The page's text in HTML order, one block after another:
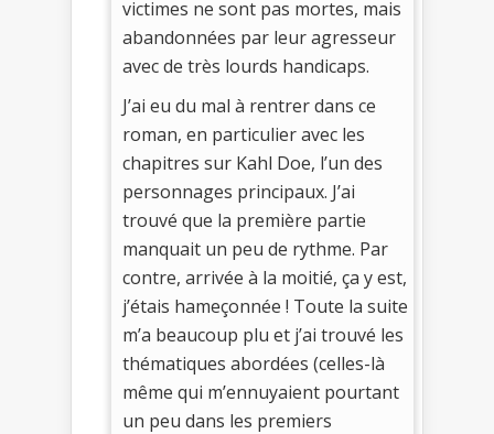
victimes ne sont pas mortes, mais
abandonnées par leur agresseur
avec de très lourds handicaps.
J’ai eu du mal à rentrer dans ce
roman, en particulier avec les
chapitres sur Kahl Doe, l’un des
personnages principaux. J’ai
trouvé que la première partie
manquait un peu de rythme. Par
contre, arrivée à la moitié, ça y est,
j’étais hameçonnée ! Toute la suite
m’a beaucoup plu et j’ai trouvé les
thématiques abordées (celles-là
même qui m’ennuyaient pourtant
un peu dans les premiers